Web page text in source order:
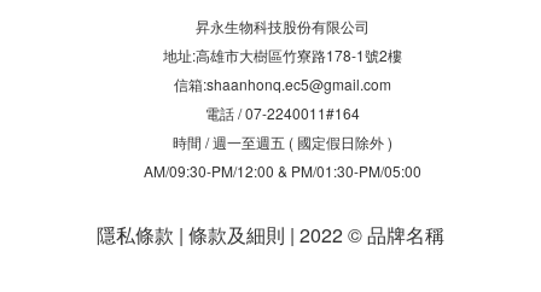
昇永生物科技股份有限公司
地址:高雄市大樹區竹寮路178-1號2樓
信箱:shaanhonq.ec5@gmail.com
電話 / 07-2240011#164
時間 / 週一至週五 ( 國定假日除外 )
AM/09:30-PM/12:00 & PM/01:30-PM/05:00
隱私條款 | 條款及細則 | 2022 © 品牌名稱